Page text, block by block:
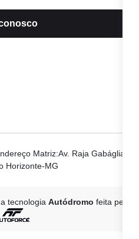
Matriz:Av. Raja Gabáglia,
Horizonte-MG
tecnologia Autódromo feita pela